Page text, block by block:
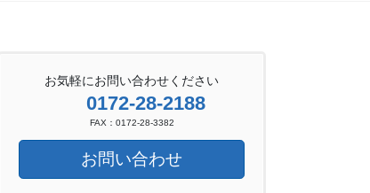
お気軽にお問い合わせください
0172-28-2188
FAX：0172-28-3382
お問い合わせ